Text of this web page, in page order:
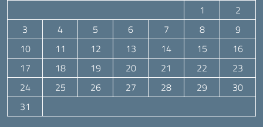
1
2
3
4 5 6 7 8
9
10
11 12 13 14 15
16
17
18 19 20 21 22
23
24
25 26 27 28 29
30
31